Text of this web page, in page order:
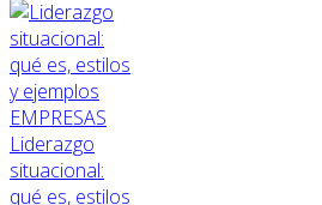
EMPRESAS
Liderazgo
situacional:
qué es, estilos